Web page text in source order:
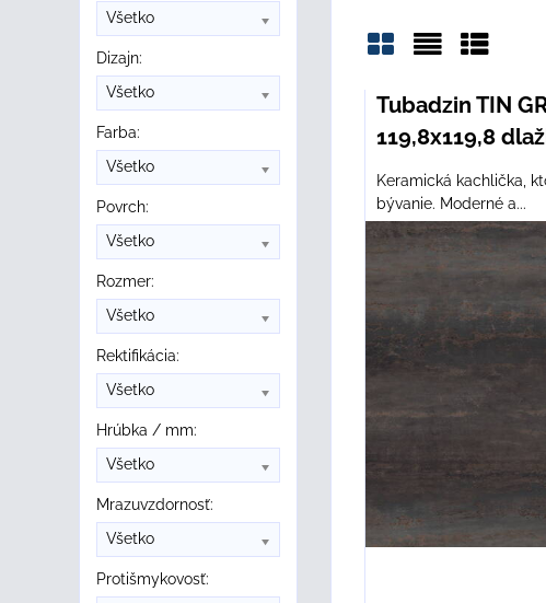
Mriežka
Tubadzin TIN
119,8x119,8
Keramická kachlička,
bývanie. Moderné a...
Všetko
Dizajn:
Všetko
Farba:
Všetko
Povrch:
Všetko
Rozmer:
Všetko
Rektifikácia:
Všetko
Hrúbka / mm:
Všetko
Mrazuvzdornosť:
Všetko
Protišmykovosť: